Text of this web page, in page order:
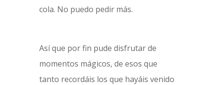
cola. No puedo pedir más.
Así que por fin pude disfrutar de
momentos mágicos, de esos que
tanto recordáis los que hayáis venido